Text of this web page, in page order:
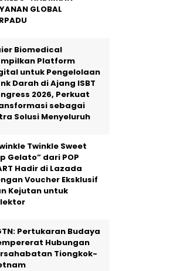
GLOBAL
Biomedical
Platform
untuk Pengelolaan
Darah di Ajang ISBT
2026, Perkuat
sebagai
Solusi Menyeluruh
Twinkle Sweet
Gelato” dari POP
Hadir di Lazada
Voucher Eksklusif
Kejutan untuk
Pertukaran Budaya
Hubungan
Tiongkok-